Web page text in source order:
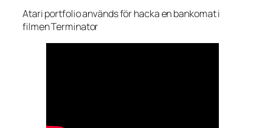
Atari portfolio används för hacka en bankomat i
filmen Terminator